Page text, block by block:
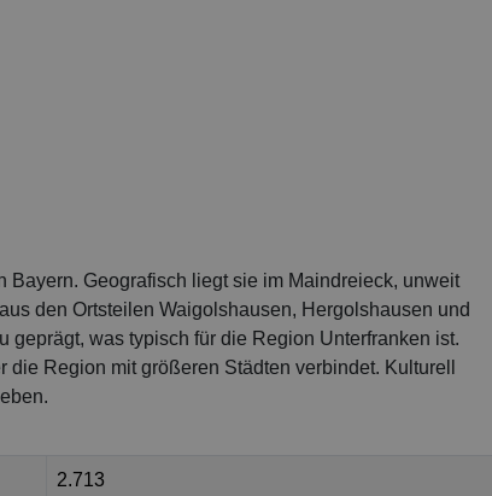
Geografisch liegt sie im Maindreieck, unweit
den Ortsteilen Waigolshausen, Hergolshausen und
was typisch für die Region Unterfranken ist.
Region mit größeren Städten verbindet. Kulturell
2.713